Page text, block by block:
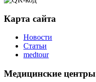
Карта сайта
Новости
Статьи
medtour
Медицинские центры